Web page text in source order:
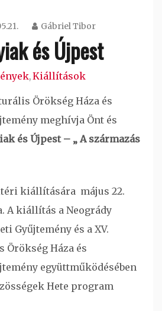
Gábriel Tibor
és Újpest
,Kiállítások
Örökség Háza és
meghívja Önt és
és Újpest – „ A származás
kiállítására május 22.
A kiállítás a Neogrády
Gyűjtemény és a XV.
Háza és
együttműködésében
Hete program